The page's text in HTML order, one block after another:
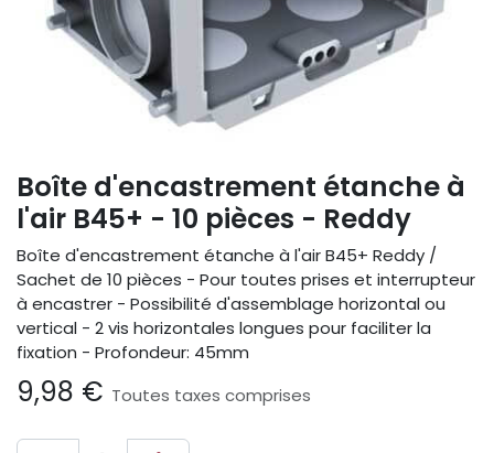
Boîte d'encastrement étanche à
l'air B45+ - 10 pièces - Reddy
Boîte d'encastrement étanche à l'air B45+ Reddy /
Sachet de 10 pièces - Pour toutes prises et interrupteur
à encastrer - Possibilité d'assemblage horizontal ou
vertical - 2 vis horizontales longues pour faciliter la
fixation - Profondeur: 45mm
9,98 € Toutes taxes comprises